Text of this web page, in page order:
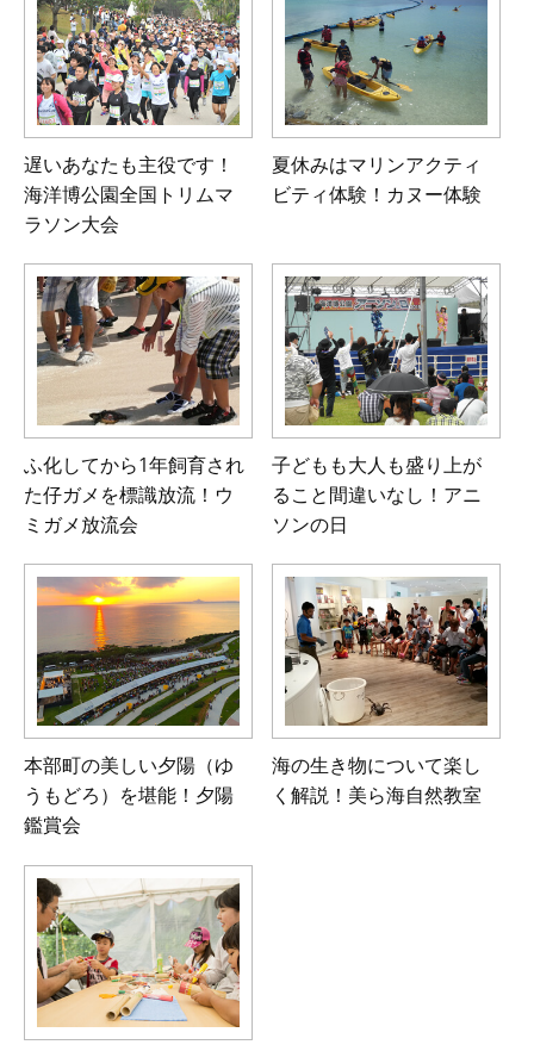
遅いあなたも主役です！
海洋博公園全国トリムマ
ラソン大会
夏休みはマリンアクティ
ビティ体験！カヌー体験
ふ化してから1年飼育され
た仔ガメを標識放流！ウ
ミガメ放流会
子どもも大人も盛り上が
ること間違いなし！アニ
ソンの日
本部町の美しい夕陽（ゆ
うもどろ）を堪能！夕陽
鑑賞会
海の生き物について楽し
く解説！美ら海自然教室